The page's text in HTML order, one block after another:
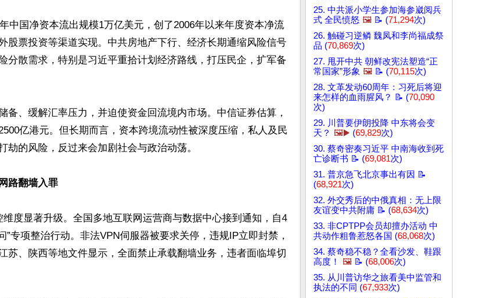
中国净资本流出规模1万亿美元，创了2006年以来年度资本净流
股票投资等渠道实现。中共房地产下行、经济长期通缩风险信号
分散需求，特别是习近平重拾计划经济路线，打压民企，扩军备
备、缓解汇率压力，并迫使资金回流境内市场。中信证券估算，
亿港元。但长期而言，资本跨境流动性被深度压缩，私人及民
劫的风险，反过来会加剧社会与政治动荡。
路翻墙入罪
度显著升级。全国多地互联网运营商与数据中心接到通知，自4
”专项整治行动。非法VPN伺服器被要求关停，违规IP立即封禁，
苏、陕西等地文件显示，全面禁止承载翻墙业务，违者面临埠切
25. 中共派小学生参加海参崴阅兵
式 全民愤怒 🖼️ 📝 (71,294次)
26. 触碰习逆鳞 魏凤和李尚福成祭
品 (70,869次)
27. 甩开中共 朝鲜改宪法塑造“正
常国家”形象 🖼️ 📝 (70,115次)
28. 文革发动60周年：习死后将迎
来怎样的血雨腥风？ 📝 (70,090
次)
29. 川普要伊朗投降 中东将会变
天？ 🖼️▶️ (69,829次)
30. 蔡奇密奏习近平 中南海收到死
亡诊断书 📝 (69,081次)
31. 普京急飞北京事出有因 📝
(68,921次)
32. 外交秀后的中俄真相：无上限
友谊变中共附庸 📝 (68,634次)
33. 非CPTPP会员却擅办活动 中
共动作粗鲁惹怒各国 (68,068次)
34. 蔡奇稳不稳？全看沙发、鞋跟
高度！
🖼️ 📝 (68,006次)
35. 从川普访华之旅看美中监管和
执法的不同 (67,933次)